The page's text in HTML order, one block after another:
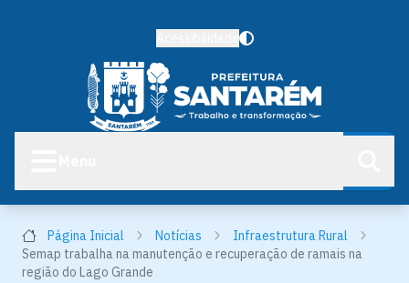
Página Inicial Notícias
Infraestrutura Rural
Semap trabalha na manutenção e recuperação de ramais na
região do Lago Grande